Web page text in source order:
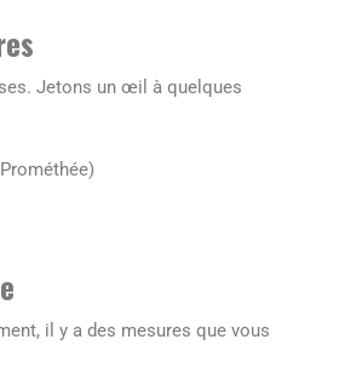
Jetons un œil à quelques
il y a des mesures que vous